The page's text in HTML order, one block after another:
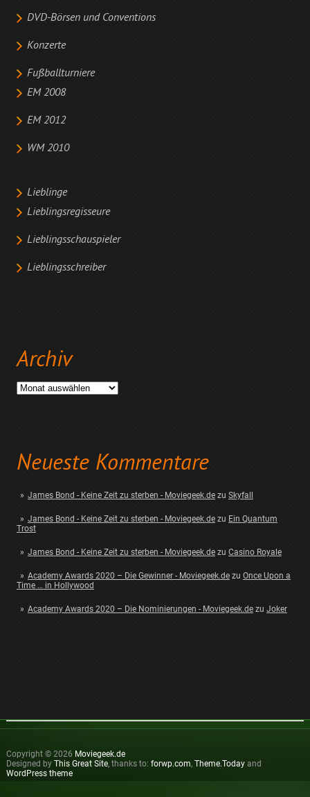
DVD-Börsen und Conventions
Konzerte
Fußballturniere
EM 2008
EM 2012
WM 2010
Lieblinge
Lieblingsregisseure
Lieblingsschauspieler
Lieblingsschreiber
Archiv
Archiv
Neueste Kommentare
James Bond - Keine Zeit zu sterben - Moviegeek.dezu Skyfall
James Bond - Keine Zeit zu sterben - Moviegeek.dezu Ein Quantum
Trost
James Bond - Keine Zeit zu sterben - Moviegeek.dezu Casino Royale
Academy Awards 2020 – Die Gewinner - Moviegeek.dezu Once Upon a
Time … in Hollywood
Academy Awards 2020 – Die Nominierungen - Moviegeek.dezu Joker
Copyright © 2026 Moviegeek.de
Designed by This Great Site, thanks to: forwp.com, Theme.Todayand
WordPress theme